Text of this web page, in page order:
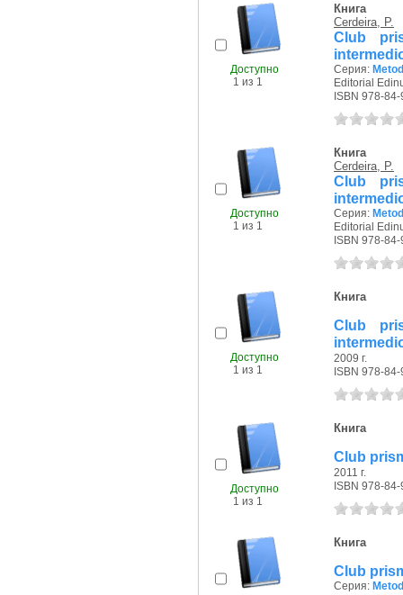
Доступно
1 из 1
Книга
Cerdeira, P.
Club
Серия:
Editorial
ISBN 978-
Доступно
1 из 1
Книга
Cerdeira, P.
Club
Серия:
Editorial
ISBN 978-
Доступно
1 из 1
Книга
Club
2009 г.
ISBN 978-
Доступно
1 из 1
Книга
Club
2011 г.
ISBN 978-
Книга
Club
Серия: